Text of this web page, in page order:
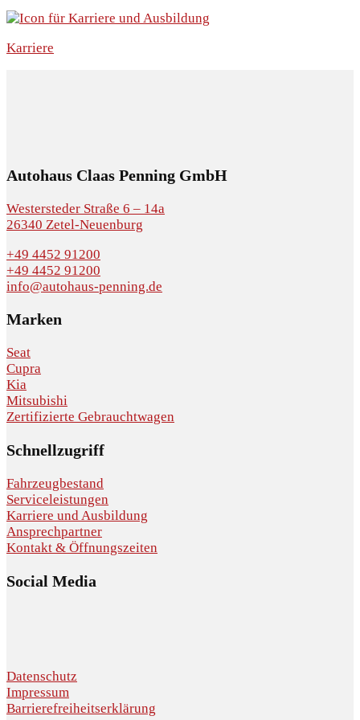
Karriere
Autohaus Claas Penning GmbH
Westersteder Straße 6 – 14a
26340 Zetel-Neuenburg
+49 4452 91200
+49 4452 91200
info@autohaus-penning.de
Marken
Seat
Cupra
Kia
Mitsubishi
Zertifizierte Gebrauchtwagen
Schnellzugriff
Fahrzeugbestand
Serviceleistungen
Karriere und Ausbildung
Ansprechpartner
Kontakt & Öffnungszeiten
Social Media
Datenschutz
Impressum
Barrierefreiheitserklärung